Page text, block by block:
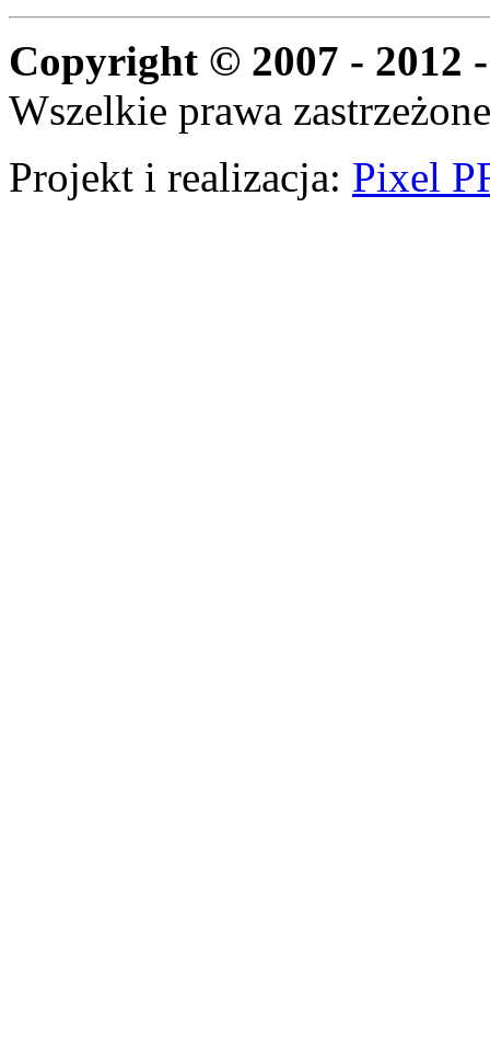
Copyright © 2007 - 2012
Wszelkie prawa
Projekt i realizacja: Pixel